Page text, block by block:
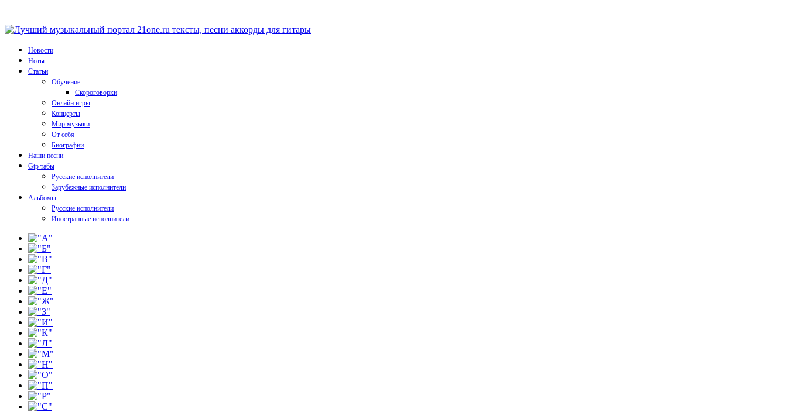
Новости
Ноты
Статьи
Обучение
Скороговорки
Онлайн игры
Концерты
Мир музыки
От себя
Биографии
Наши песни
Gtp табы
Русские исполнители
Зарубежные исполнители
Альбомы
Русские исполнители
Иностранные исполнители